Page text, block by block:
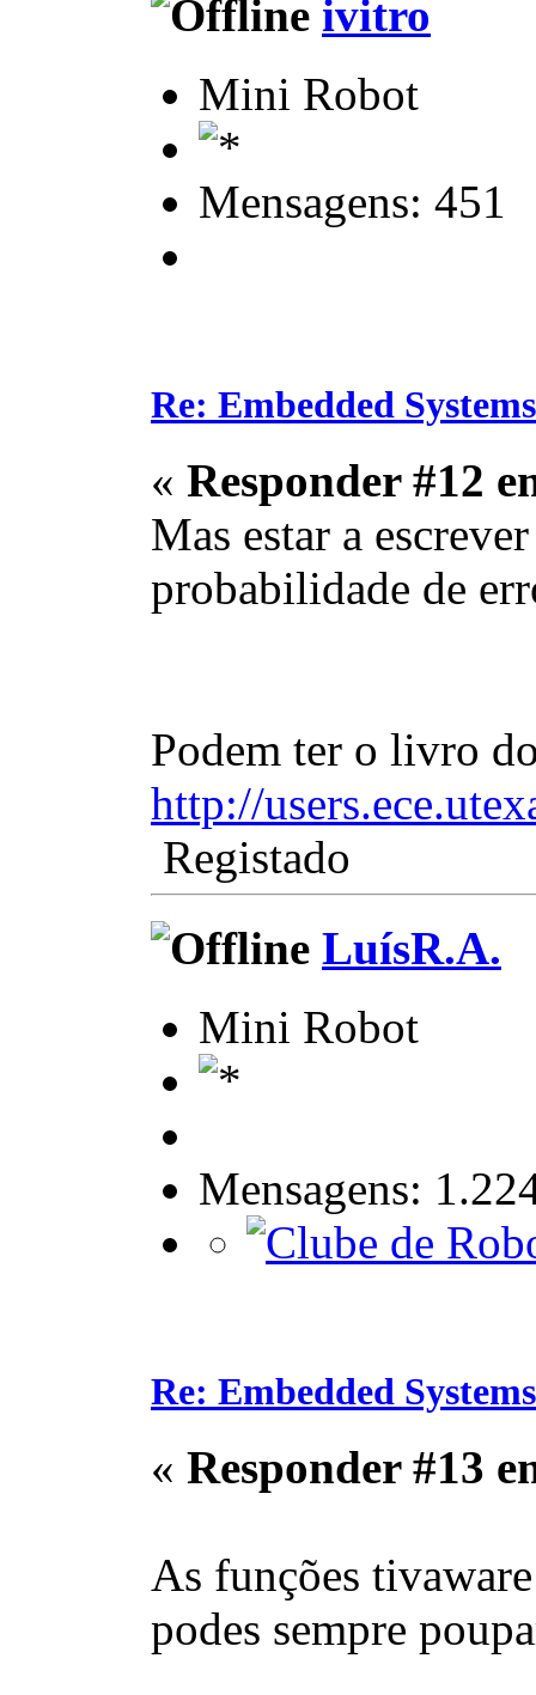
ivitro
Mini Robot
Mensagens: 451
Re: Embedded
« Responder #12
Mas estar a
probabilidade de
Podem ter o livro
http://
Registado
LuísR.A.
Mini Robot
Mensagens:
Re: Embedded
« Responder #13
As funções
podes sempre